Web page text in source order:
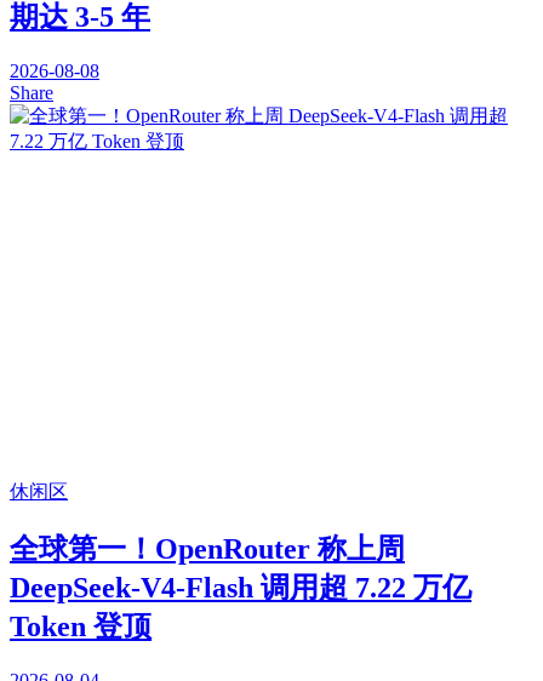
期达 3-5 年
2026-08-08
Share
休闲区
全球第一！OpenRouter 称上周
DeepSeek-V4-Flash 调用超 7.22 万亿
Token 登顶